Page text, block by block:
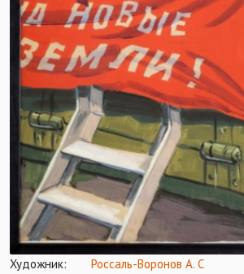
Художник:
Россаль-Воронов А. С